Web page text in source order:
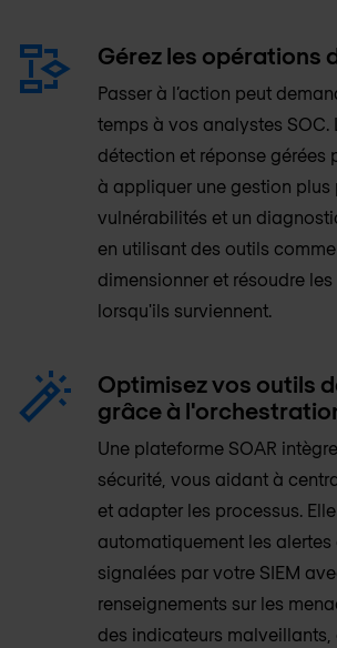
Gérez les opérations
Passer à l’action peut
temps à vos analystes SOC.
détection et réponse gérées
à appliquer une gestion
vulnérabilités et un
en utilisant des outils
dimensionner et résoudre
lorsqu'ils surviennent.
Optimisez vos outils
grâce à
Une plateforme SOAR
sécurité, vous aidant à
et adapter les processus.
automatiquement les alertes
signalées par votre SIEM
renseignements sur les
des indicateurs malveillants,